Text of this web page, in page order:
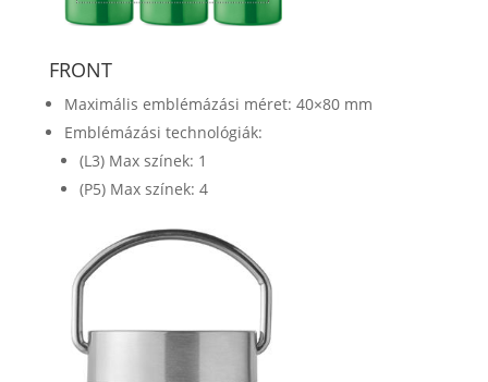
FRONT
Maximális emblémázási méret: 40×80 mm
Emblémázási technológiák:
(L3) Max színek: 1
(P5) Max színek: 4